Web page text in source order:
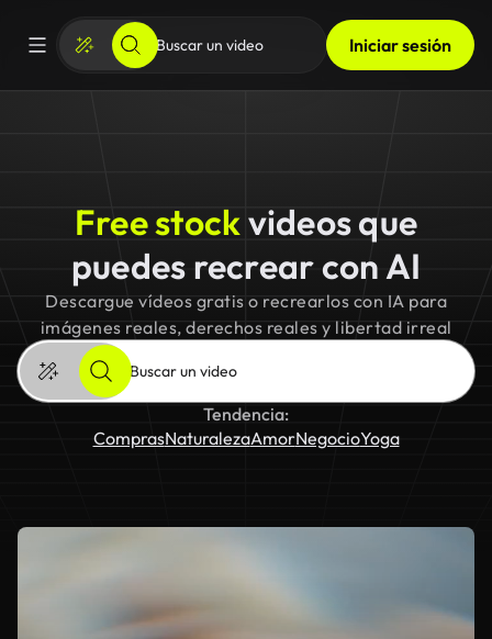
Iniciar sesión
Free stockvideos que
puedes recrear con AI
Descargue vídeos gratis o recrearlos con IA para
imágenes reales, derechos reales y libertad irreal
Tendencia:
ComprasNaturalezaAmorNegocioYoga